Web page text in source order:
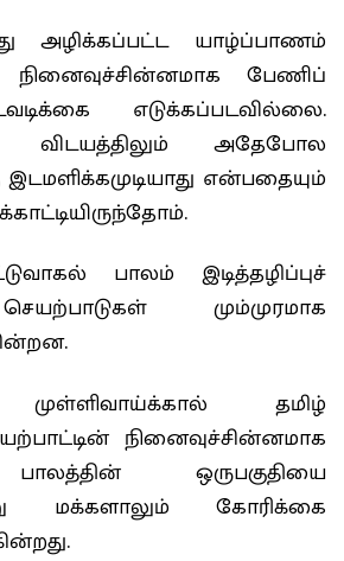
அழிக்கப்பட்ட யாழ்ப்பாணம்
பேணிப்
எடுக்கப்படவில்லை.
அதேபோல
என்பதையும்
பாலம் இடித்தழிப்புச்
மும்முரமாக
முள்ளிவாய்க்கால் தமிழ்
நினைவுச்சின்னமாக
ஒருபகுதியை
மக்களாலும் கோரிக்கை